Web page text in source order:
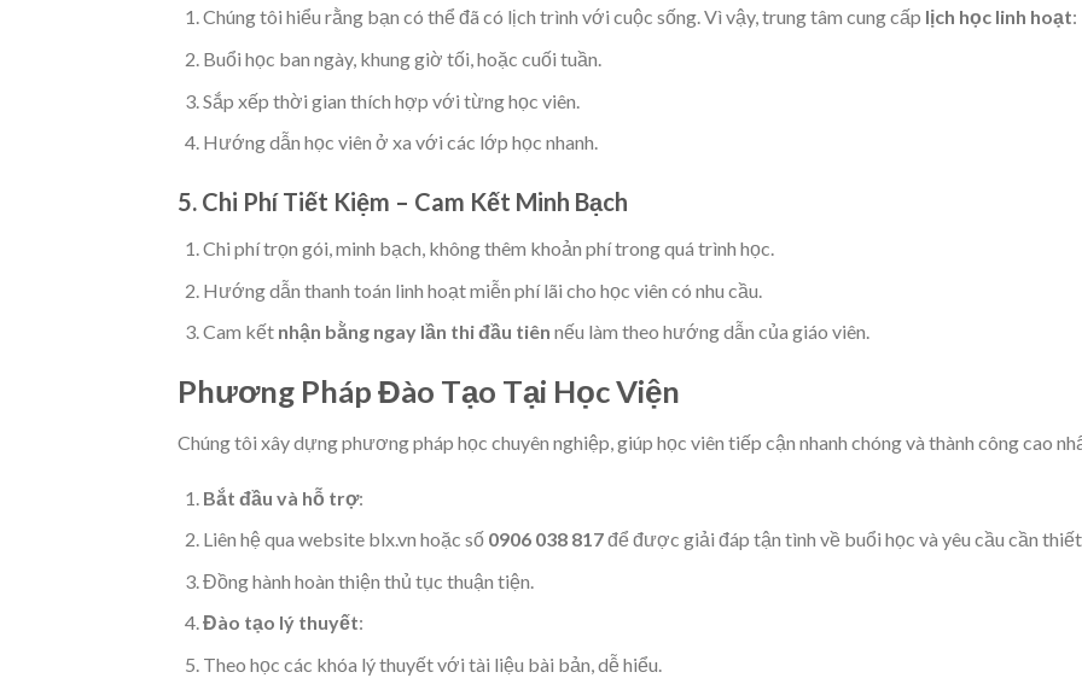
Chúng tôi hiểu rằng bạn có thể đã có lịch trình với cuộc sống. Vì vậy, trung tâm cung cấp lịch học linh hoạt:
Buổi học ban ngày, khung giờ tối, hoặc cuối tuần.
Sắp xếp thời gian thích hợp với từng học viên.
Hướng dẫn học viên ở xa với các lớp học nhanh.
5. Chi Phí Tiết Kiệm – Cam Kết Minh Bạch
Chi phí trọn gói, minh bạch, không thêm khoản phí trong quá trình học.
Hướng dẫn thanh toán linh hoạt miễn phí lãi cho học viên có nhu cầu.
Cam kết nhận bằng ngay lần thi đầu tiên nếu làm theo hướng dẫn của giáo viên.
Phương Pháp Đào Tạo Tại Học Viện
Chúng tôi xây dựng phương pháp học chuyên nghiệp, giúp học viên tiếp cận nhanh chóng và thành công cao
Bắt đầu và hỗ trợ:
Liên hệ qua website blx.vn hoặc số 0906 038 817để được giải đáp tận tình về buổi học và yêu cầu cần
Đồng hành hoàn thiện thủ tục thuận tiện.
Đào tạo lý thuyết:
Theo học các khóa lý thuyết với tài liệu bài bản, dễ hiểu.